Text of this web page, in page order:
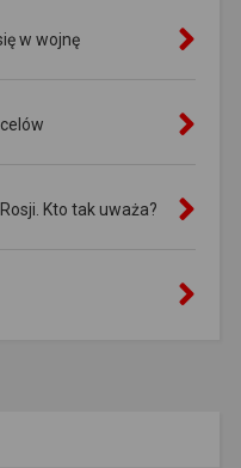
w wojnę
Kto tak uważa?